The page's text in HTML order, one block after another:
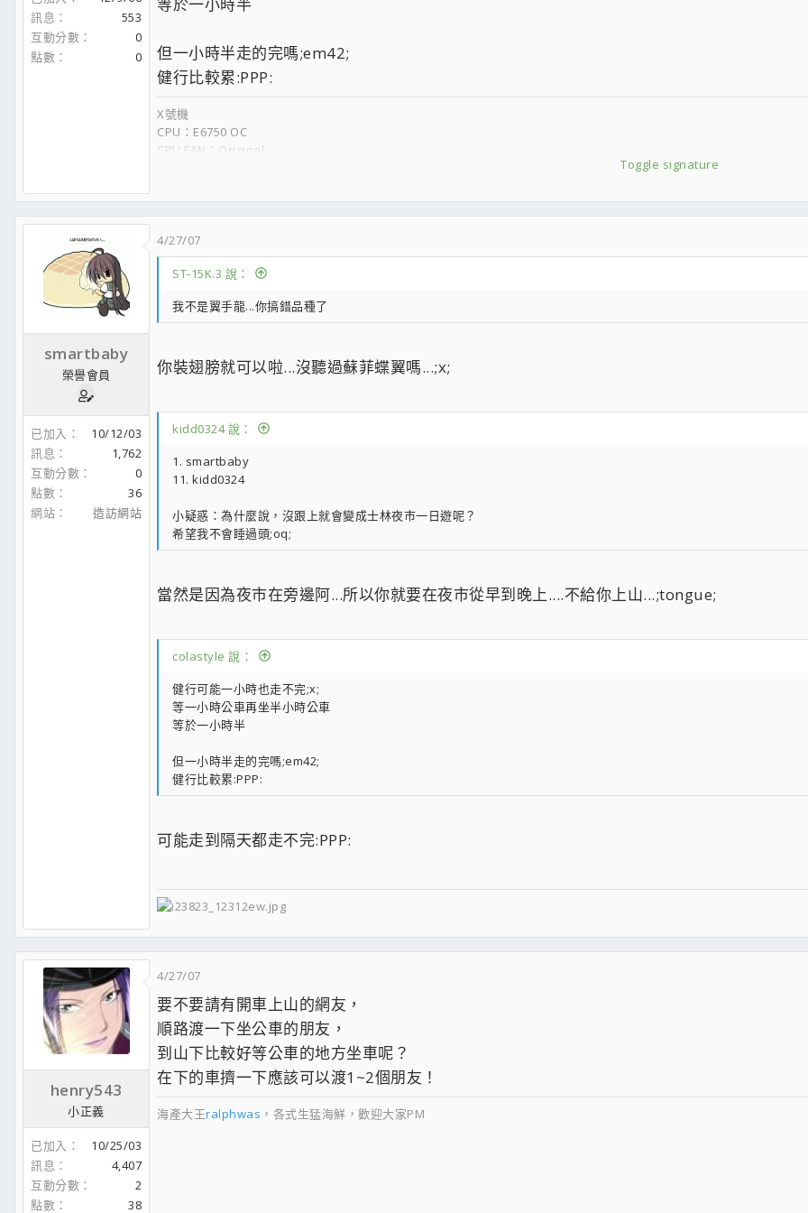
訊息
553
互動分數
0
點數
0
但一小時半走的完嗎;em42;
健行比較累:PPP:
Toggle signature
X號機
CPU：E6750 OC
CPU FAN：Original
VGA：ASUS EAH6850
POWER：Seasonic 430W
Display：ASUS VX239H
smartbaby
榮譽會員
已加入
10/12/03
訊息
1,762
互動分數
0
點數
36
網站
造訪網站
4/27/07
ST-15K.3 說：
我不是翼手龍...你搞錯品種了
你裝翅膀就可以啦...沒聽過蘇菲蝶翼嗎...;x;
kidd0324 說：
1. smartbaby
11. kidd0324
小疑惑：為什麼說，沒跟上就會變成士林夜市一日遊呢？
希望我不會睡過頭;oq;
當然是因為夜市在旁邊阿...所以你就要在夜市從早到晚上....不給你上山...;tongue;
colastyle 說：
健行可能一小時也走不完;x;
等一小時公車再坐半小時公車
等於一小時半
但一小時半走的完嗎;em42;
健行比較累:PPP:
可能走到隔天都走不完:PPP:
henry543
小正義
已加入
10/25/03
訊息
4,407
互動分數
2
點數
38
4/27/07
要不要請有開車上山的網友，
順路渡一下坐公車的朋友，
到山下比較好等公車的地方坐車呢？
在下的車擠一下應該可以渡1~2個朋友！
海產大王ralphwas ，各式生猛海鮮，歡迎大家PM